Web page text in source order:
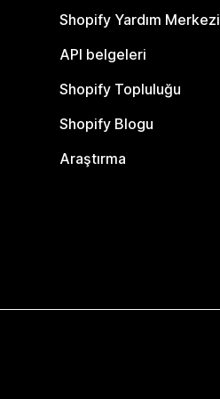
Shopify Yardım Merkezi
API belgeleri
Shopify Topluluğu
Shopify Blogu
Araştırma